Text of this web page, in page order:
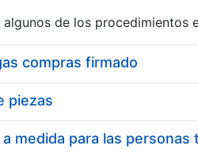
de los procedimientos
compras firmado
piezas